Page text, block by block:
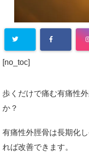
[no_toc]
歩くだけで痛む有痛性
か？
有痛性外脛骨は長期化
れば改善できます。